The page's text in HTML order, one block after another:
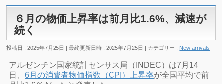
６月の物価上昇率は前月比1.6%、減速が
続く
投稿日 : 2025年7月25日 最終更新日時 : 2025年7月25日 カテゴリー : New arrivals
アルゼンチン国家統計センサス局（INDEC）は7月14
日、6月の消費者物価指数（CPI）上昇率が全国平均で前